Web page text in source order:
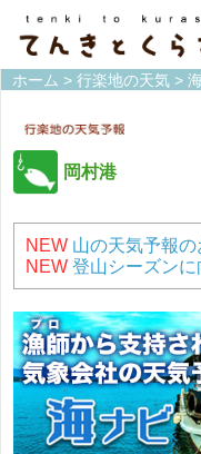
ホーム > 行楽地の天気 >
岡村港
NEW 山の天気予報の
NEW 登山シーズンに